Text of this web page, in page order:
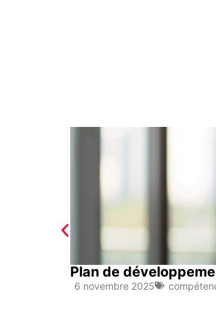
Plan de
6 novembre 2025